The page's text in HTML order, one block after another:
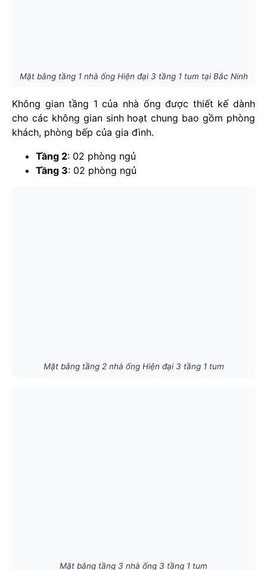
Mặt bằng tầng 1 nhà ống Hiện đại 3 tầng 1 tum tại Bắc Ninh
Không gian tầng 1 của nhà ống được thiết kế dành
cho các không gian sinh hoạt chung bao gồm phòng
khách, phòng bếp của gia đình.
Tầng 2: 02 phòng ngủ
Tầng 3: 02 phòng ngủ
Mặt bằng tầng 2 nhà ống Hiện đại 3 tầng 1 tum
Mặt bằng tầng 3 nhà ống 3 tầng 1 tum